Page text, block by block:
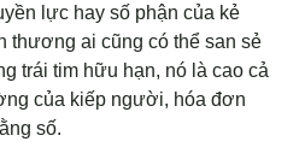
lực hay số phận của kẻ
thương ai cũng có thể san sẻ
trái tim hữu hạn, nó là cao cả
của kiếp người, hóa đơn
số.